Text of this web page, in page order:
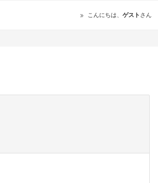
こんにちは、 ゲストさん